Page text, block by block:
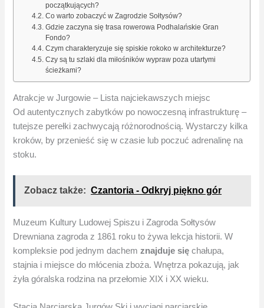
początkujących?
Co warto zobaczyć w Zagrodzie Sołtysów?
Gdzie zaczyna się trasa rowerowa Podhalańskie Gran
Fondo?
Czym charakteryzuje się spiskie rokoko w architekturze?
Czy są tu szlaki dla miłośników wypraw poza utartymi
ścieżkami?
Atrakcje w Jurgowie – Lista najciekawszych miejsc
Od autentycznych zabytków po nowoczesną infrastrukturę –
tutejsze perełki zachwycają różnorodnością. Wystarczy kilka
kroków, by przenieść się w czasie lub poczuć adrenalinę na
stoku.
Zobacz także: Czantoria - Odkryj piękno gór
Muzeum Kultury Ludowej Spiszu i Zagroda Sołtysów
Drewniana zagroda z 1861 roku to żywa lekcja historii. W
kompleksie pod jednym dachemznajduje się chałupa,
stajnia i miejsce do młócenia zboża. Wnętrza pokazują, jak
żyła góralska rodzina na przełomie XIX i XX wieku.